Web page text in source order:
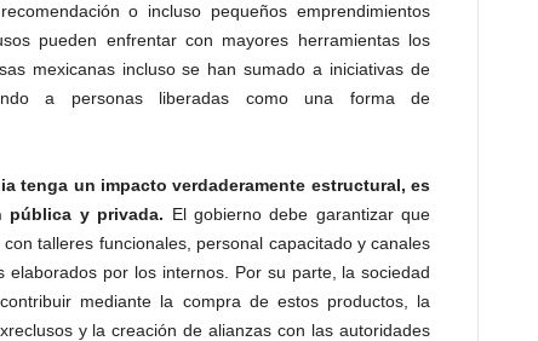
o incluso pequeños emprendimientos
pueden enfrentar con mayores herramientas los
mexicanas incluso se han sumado a iniciativas de
a personas liberadas como una forma de
tenga un impacto verdaderamente estructural, es
pública y privada. El gobierno debe garantizar que
talleres funcionales, personal capacitado y canales
elaborados por los internos. Por su parte, la sociedad
mediante la compra de estos productos, la
y la creación de alianzas con las autoridades